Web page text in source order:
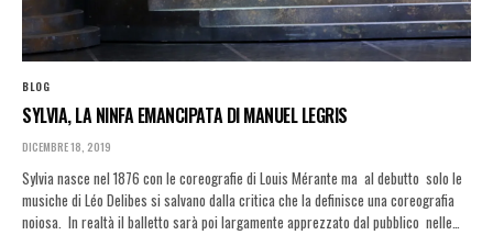
BLOG
SYLVIA, LA NINFA EMANCIPATA DI MANUEL LEGRIS
DICEMBRE 18, 2019
Sylvia nasce nel 1876 con le coreografie di Louis Mérante ma al debutto solo le
musiche di Léo Delibes si salvano dalla critica che la definisce una coreografia
noiosa. In realtà il balletto sarà poi largamente apprezzato dal pubblico nelle…